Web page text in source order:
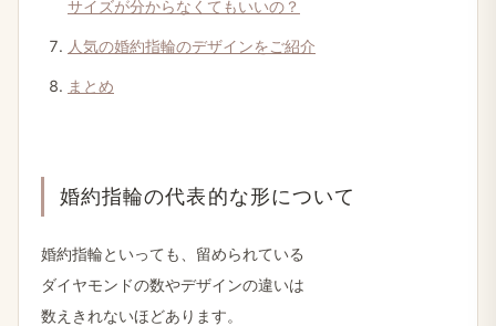
サイズが​分からなくても​いいの？
人気の​婚約指輪の​デザインを​ご紹介
まとめ
婚約指輪の​代表的な​形に​ついて
婚約指輪と​いっても、​留められている
ダイヤモンドの​数や​デザインの​違いは
数えきれない​ほど​あります。